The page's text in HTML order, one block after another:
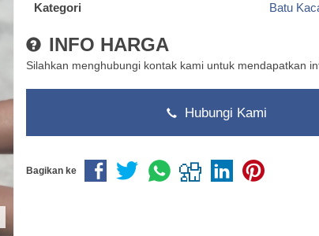
Kategori Batu
INFO HARGA
Silahkan menghubungi kontak kami untuk mendapatkan
Hubungi Kami
Bagikan ke